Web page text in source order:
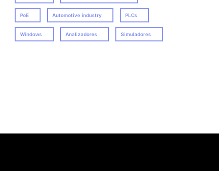
PoE Automotive industry PLCs
Windows Analizadores Simuladores